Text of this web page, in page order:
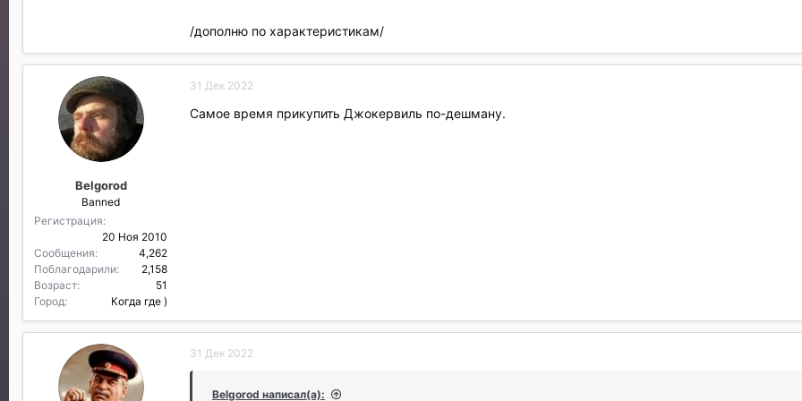
/дополню по характеристикам/
Belgorod
Banned
Регистрация
20 Ноя 2010
Сообщения
4,262
Поблагодарили
2,158
Возраст
51
Город
Когда где )
31 Дек 2022
Самое время прикупить Джокервиль по-дешману.
31 Дек 2022
Belgorod написал(а):